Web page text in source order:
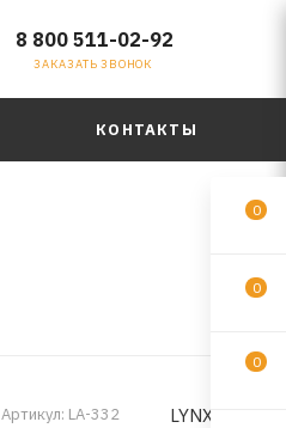
8 800 511-02-92
ЗАКАЗАТЬ ЗВОНОК
КОНТАКТЫ
Артикул: LA-332 LYNXauto
0
0
0